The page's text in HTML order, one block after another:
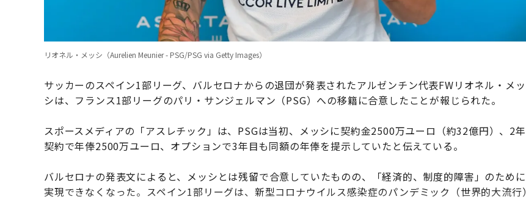
リオネル・メッシ（Aurelien Meunier - PSG/PSG via Getty Images）
サッカーのスペイン1部リーグ、バルセロナからの退団が発表されたアルゼンチン代表FWリオネル・メッ
シは、フランス1部リーグのパリ・サンジェルマン（PSG）への移籍に合意したことが報じられた。
スポースメディアの「アスレチック」は、PSGは当初、メッシに契約金2500万ユーロ（約32億円）、2年
契約で年俸2500万ユーロ、オプションで3年目も同額の年俸を提示していたと伝えている。
バルセロナの発表文によると、メッシとは残留で合意していたものの、「経済的、制度的障害」のために
実現できなくなった。スペイン1部リーグは、新型コロナウイルス感染症のパンデミック（世界的大流行）